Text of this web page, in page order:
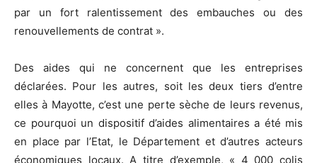
par un fort ralentissement des embauches ou des
renouvellements de contrat ».
Des aides qui ne concernent que les entreprises
déclarées. Pour les autres, soit les deux tiers d’entre
elles à Mayotte, c’est une perte sèche de leurs revenus,
ce pourquoi un dispositif d’aides alimentaires a été mis
en place par l’Etat, le Département et d’autres acteurs
économiques locaux. A titre d’exemple, « 4 000 colis